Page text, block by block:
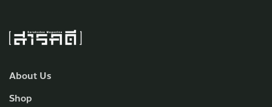
About Us
Shop